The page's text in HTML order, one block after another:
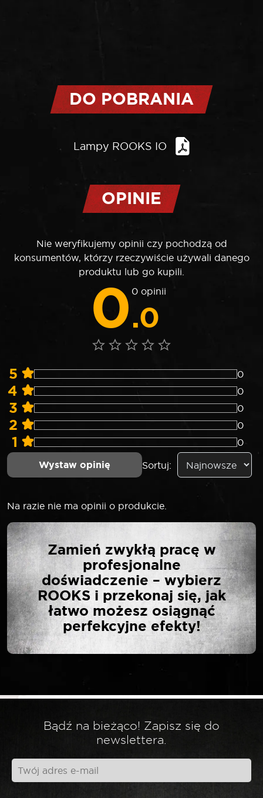
DO POBRANIA
Lampy ROOKS IO
OPINIE
Nie weryfikujemy opinii czy pochodzą od
konsumentów, którzy rzeczywiście używali danego
produktu lub go kupili.
0.0
0 opinii
5 0
4 0
3 0
2 0
1 0
Wystaw opinię Sortuj:
Na razie nie ma opinii o produkcie.
NAPISZ PIERWSZĄ
OPINIĘ O „ROOKS
LAMPA CZOŁÓWKA Z
SENSOREM 300 LM”
Twój adres email nie zostanie opublikowany.
Wymagane pola są oznaczone
*
Twoja opinia*
Zamień zwykłą pracę w
profesjonalne
doświadczenie – wybierz
ROOKS i przekonaj się, jak
łatwo możesz osiągnąć
perfekcyjne efekty!
Bądź na bieżąco! Zapisz się do
newslettera.